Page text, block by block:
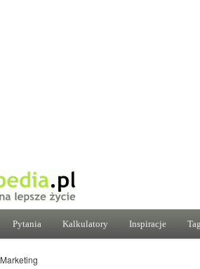
Pytania Kalkulatory Inspiracje
Marketing